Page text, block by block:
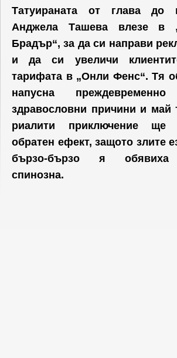
Татуираната от глава до
Анджела Ташева влезе в
Брадър“, за да си направи
и да си увеличи
тарифата в „Онли Фенс“. Тя
напусна
здравословни причини и май
риалити приключение ще
обратен ефект, защото злите
бързо-бързо я
спинозна.